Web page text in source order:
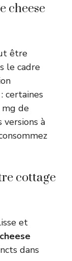
cheese
être
le cadre
certaines
mg de
à
cottage
et
dans